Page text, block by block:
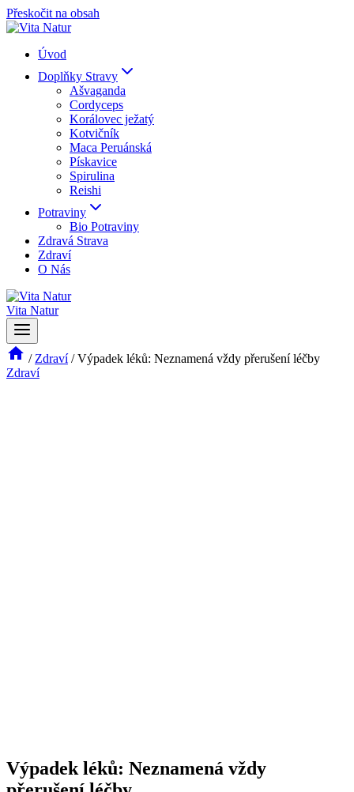
Přeskočit na obsah
Úvod
Doplňky Stravy
Ašvaganda
Cordyceps
Korálovec ježatý
Kotvičník
Maca Peruánská
Pískavice
Spirulina
Reishi
Potraviny
Bio Potraviny
Zdravá Strava
Zdraví
O Nás
Vita Natur
/ Zdraví / Výpadek léků: Neznamená vždy přerušení léčby
Zdraví
Výpadek léků: Neznamená vždy